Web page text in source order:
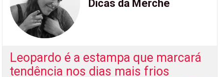
Dicas da Merche
Leopardo é a estampa que marcará
tendência nos dias mais frios